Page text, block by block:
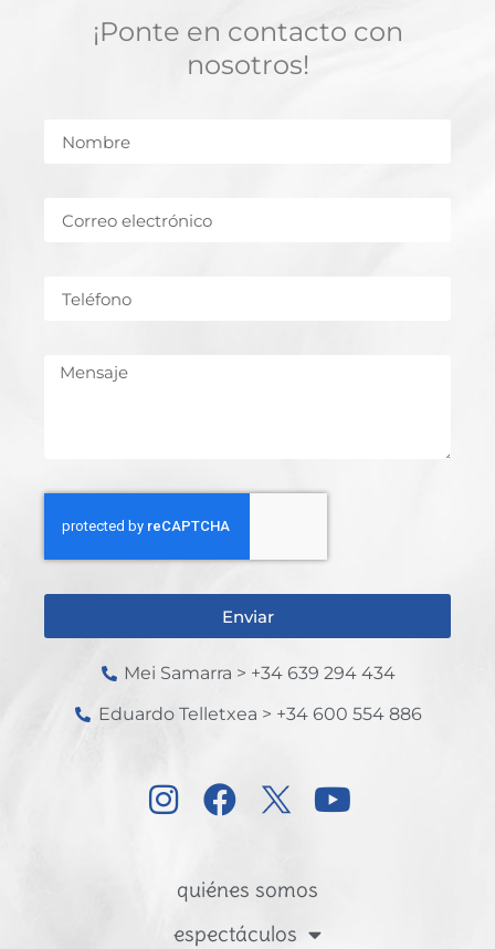
¡Ponte en contacto con
nosotros!
Enviar
Mei Samarra > +34 639 294 434
Eduardo Telletxea > +34 600 554 886
quiénes somos
espectáculos